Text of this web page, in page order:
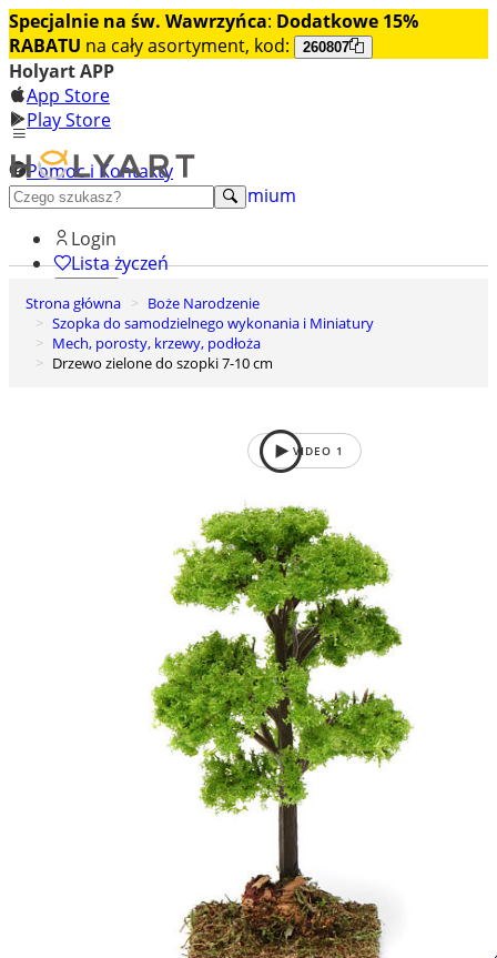
Specjalnie na św. Wawrzyńca: Dodatkowe 15%
RABATU na cały asortyment, kod: 260807
Holyart APP
App Store
Play Store
Pomoc i Kontakty
+48 222 922 860
Odkryj premium
Login
Lista życzeń
0
Koszyk
Strona główna
Boże Narodzenie
Szopka do samodzielnego wykonania i Miniatury
Mech, porosty, krzewy, podłoża
Drzewo zielone do szopki 7-10 cm
VIDEO 1